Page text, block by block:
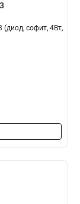
(диод, софит, 4Вт,